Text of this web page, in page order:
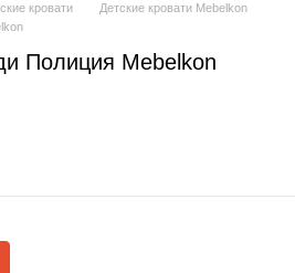
кровати
Детские кровати Mebelkon
Полиция Mebelkon